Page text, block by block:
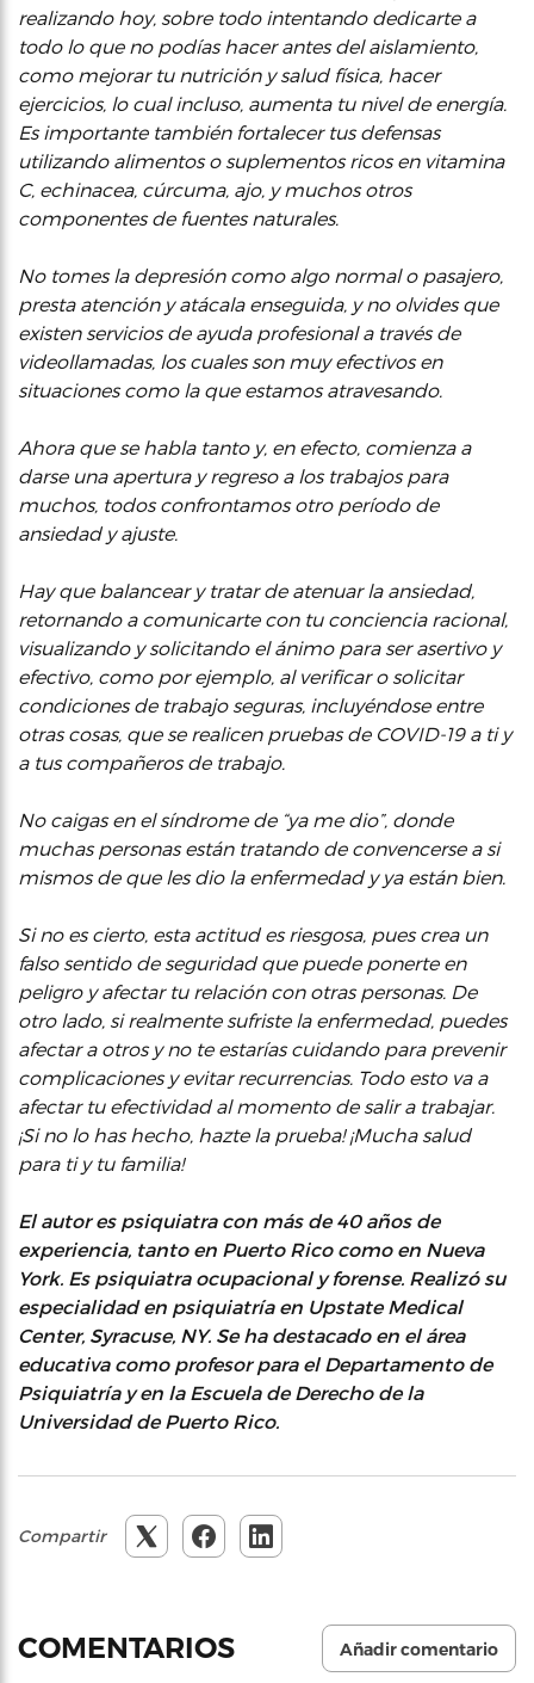
realizando hoy, sobre todo intentando dedicarte a
todo lo que no podías hacer antes del aislamiento,
como mejorar tu nutrición y salud física, hacer
ejercicios, lo cual incluso, aumenta tu nivel de energía.
Es importante también fortalecer tus defensas
utilizando alimentos o suplementos ricos en vitamina
C, echinacea, cúrcuma, ajo, y muchos otros
componentes de fuentes naturales.
No tomes la depresión como algo normal o pasajero,
presta atención y atácala enseguida, y no olvides que
existen servicios de ayuda profesional a través de
videollamadas, los cuales son muy efectivos en
situaciones como la que estamos atravesando.
Ahora que se habla tanto y, en efecto, comienza a
darse una apertura y regreso a los trabajos para
muchos, todos confrontamos otro período de
ansiedad y ajuste.
Hay que balancear y tratar de atenuar la ansiedad,
retornando a comunicarte con tu conciencia racional,
visualizando y solicitando el ánimo para ser asertivo y
efectivo, como por ejemplo, al verificar o solicitar
condiciones de trabajo seguras, incluyéndose entre
otras cosas, que se realicen pruebas de COVID-19 a ti y
a tus compañeros de trabajo.
No caigas en el síndrome de “ya me dio”, donde
muchas personas están tratando de convencerse a si
mismos de que les dio la enfermedad y ya están bien.
Si no es cierto, esta actitud es riesgosa, pues crea un
falso sentido de seguridad que puede ponerte en
peligro y afectar tu relación con otras personas. De
otro lado, si realmente sufriste la enfermedad, puedes
afectar a otros y no te estarías cuidando para prevenir
complicaciones y evitar recurrencias. Todo esto va a
afectar tu efectividad al momento de salir a trabajar.
¡Si no lo has hecho, hazte la prueba! ¡Mucha salud
para ti y tu familia!
El autor es psiquiatra con más de 40 años de
experiencia, tanto en Puerto Rico como en Nueva
York. Es psiquiatra ocupacional y forense. Realizó su
especialidad en psiquiatría en Upstate Medical
Center, Syracuse, NY. Se ha destacado en el área
educativa como profesor para el Departamento de
Psiquiatría y en la Escuela de Derecho de la
Universidad de Puerto Rico.
Compartir
COMENTARIOS Añadir comentario